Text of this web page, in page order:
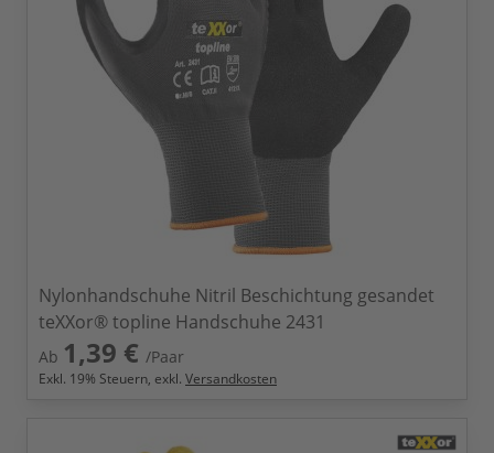
Nylonhandschuhe Nitril Beschichtung gesandet
teXXor® topline Handschuhe 2431
Ab 1,39 € /Paar
Exkl. 19% Steuern, exkl. Versandkosten